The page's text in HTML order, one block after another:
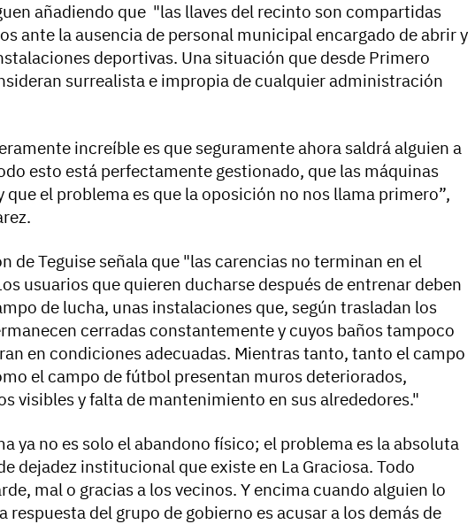
añadiendo que "las llaves del recinto son compartidas
ante la ausencia de personal municipal encargado de abrir y
deportivas. Una situación que desde Primero
surrealista e impropia de cualquier administración
increíble es que seguramente ahora saldrá alguien a
esto está perfectamente gestionado, que las máquinas
que el problema es que la oposición no nos llama primero”,
de Teguise señala que "las carencias no terminan en el
usuarios que quieren ducharse después de entrenar deben
de lucha, unas instalaciones que, según trasladan los
cerradas constantemente y cuyos baños tampoco
en condiciones adecuadas. Mientras tanto, tanto el campo
el campo de fútbol presentan muros deteriorados,
visibles y falta de mantenimiento en sus alrededores."
ya no es solo el abandono físico; el problema es la absoluta
dejadez institucional que existe en La Graciosa. Todo
mal o gracias a los vecinos. Y encima cuando alguien lo
respuesta del grupo de gobierno es acusar a los demás de